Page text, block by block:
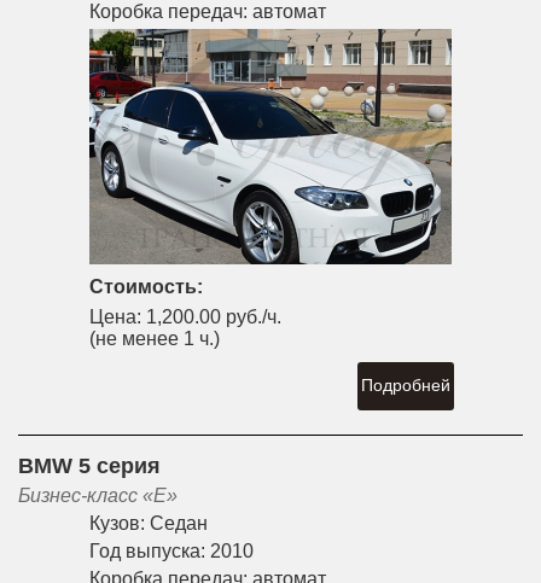
Коробка передач: автомат
Стоимость:
Цена: 1,200.00 руб./ч.
(не менее 1 ч.)
Подробней
BMW 5 серия
Бизнес-класс «E»
Кузов: Седан
Год выпуска: 2010
Коробка передач: автомат